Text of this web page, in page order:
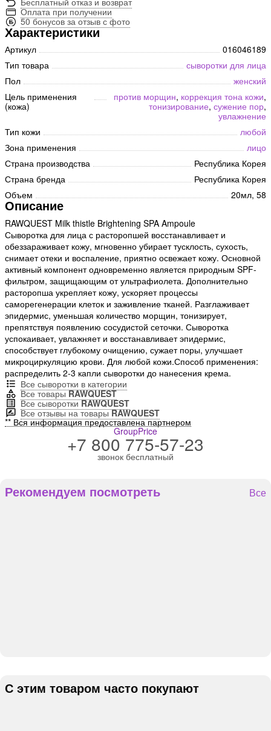
Оплата при получении
50 бонусов за отзыв с фото
Характеристики
Артикул
016046189
Тип товара
сыворотки для лица
Пол
женский
Цель применения
(кожа)
против морщин, коррекция тона кожи,
тонизирование,сужение пор,
увлажнение
Тип кожи
любой
Зона применения
лицо
Страна производства
Республика Корея
Страна бренда
Республика Корея
Объем
20мл, 58
Описание
RAWQUEST Milk thistle Brightening SPA Ampoule
Сыворотка для лица с расторопшей восстанавливает и
обеззараживает кожу, мгновенно убирает тусклость, сухость,
снимает отеки и воспаление, приятно освежает кожу. Основной
активный компонент одновременно является природным SPF-
фильтром, защищающим от ультрафиолета. Дополнительно
расторопша укрепляет кожу, ускоряет процессы
саморегенерации клеток и заживление тканей. Разглаживает
эпидермис, уменьшая количество морщин, тонизирует,
препятствуя появлению сосудистой сеточки. Сыворотка
успокаивает, увлажняет и восстанавливает эпидермис,
способствует глубокому очищению, сужает поры, улучшает
микроциркуляцию крови. Для любой кожи.Способ применения:
распределить 2-3 капли сыворотки до нанесения крема.
Все сыворотки в категории
Все товарыRAWQUEST
Все сывороткиRAWQUEST
Все отзывы на товарыRAWQUEST
** Вся информация предоставлена партнером
GroupPrice
+7 800 775-57-23
звонок бесплатный
Рекомендуем посмотреть Все
С этим товаром часто покупают